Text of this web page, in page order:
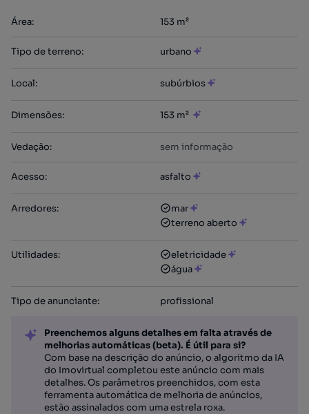
Área: 153 m²
Tipo de terreno: urbano
Local: subúrbios
Dimensões: 153 m²
Vedação: sem informação
Acesso: asfalto
Arredores:
mar
terreno aberto
Utilidades:
eletricidade
água
Tipo de anunciante: profissional
Preenchemos alguns detalhes em falta através de
melhorias automáticas (beta). É útil para si?
Com base na descrição do anúncio, o algoritmo da IA
do Imovirtual completou este anúncio com mais
detalhes. Os parâmetros preenchidos, com esta
ferramenta automática de melhoria de anúncios,
estão assinalados com uma estrela roxa.